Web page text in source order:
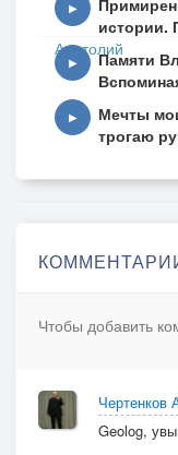
▶
истории.
Анатолий
▶
Памяти
▶
Мечты
трогаю
Чтобы добавить
Чертенков
Geolog,